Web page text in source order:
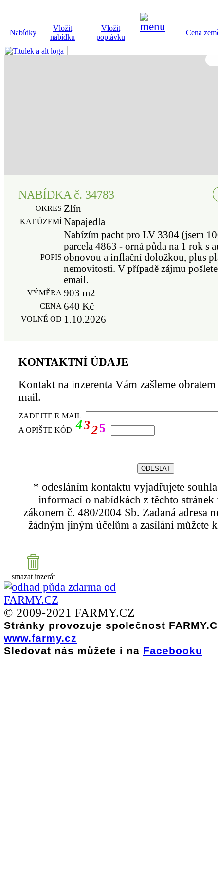
Nabídky
Vložit
nabídku
Vložit
poptávku
Cena
NABÍDKA č. 34783
OKRES Zlín
KAT.ÚZEMÍ Napajedla
POPIS
Nabízím pacht pro LV 3304 (jsem
parcela 4863 - orná půda na 1 rok s
obnovou a inflační doložkou, plus
nemovitosti. V případě zájmu
email.
VÝMĚRA 903 m2
CENA 640 Kč
VOLNÉ OD 1.10.2026
KONTAKTNÍ ÚDAJE
Kontakt na inzerenta Vám zašleme
mail.
ZADEJTE E-MAIL
A OPIŠTE KÓD4325
* odesláním kontaktu vyjadřujete
informací o nabídkách z těchto stránek
zákonem č. 480/2004 Sb. Zadaná adresa
žádným jiným účelům a zasílání můžete
smazat inzerát
© 2009-2021 FARMY.CZ
Stránky provozuje společnost
www.farmy.cz
Sledovat nás můžete i na Facebooku